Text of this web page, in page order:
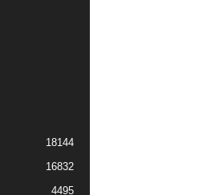
18144
16832
4495